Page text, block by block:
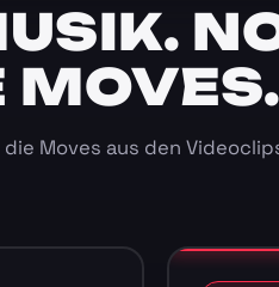
MOVES.
Moves aus den